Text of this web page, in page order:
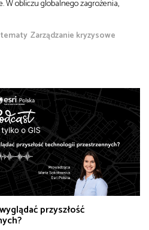
W obliczu globalnego zagrożenia,
Zarządzanie kryzysowe
przyszłość